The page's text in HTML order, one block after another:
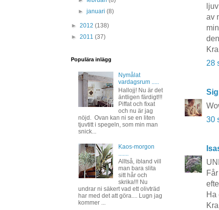
av
28
30
Ha
►januari(8)
► 2012 (138)
► 2011 (37)
Populära inlägg
Nymålat
vardagsrum .....
Hallojj! Nu är det
äntligen färdigt!!!
Piffat och fixat
och nu är jag
nöjd. Ovan kan ni se en liten
tjuvtitt i spegeln, som min man
snick...
Kaos-morgon
Alltså, ibland vill
man bara slita
sitt hår och
skrika!!! Nu
undrar ni säkert vad ett olivträd
har med det att göra.... Lugn jag
kommer ...